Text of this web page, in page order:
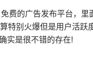
费的广告发布平台，
特别火爆但是用户活
实是很不错的存在!